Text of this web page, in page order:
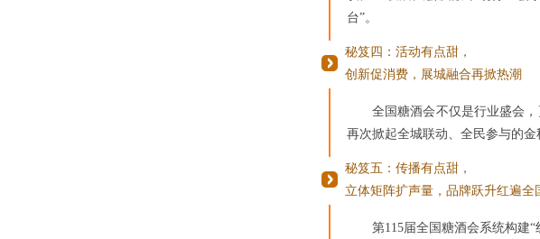
台”。
秘笈四：活动有点甜，
创新促消费，展城融合再掀热潮
全国糖酒会不仅是行业盛会
再次掀起全城联动、全民参与的金
秘笈五：传播有点甜，
立体矩阵扩声量，品牌跃升红遍全
第115届全国糖酒会系统构建